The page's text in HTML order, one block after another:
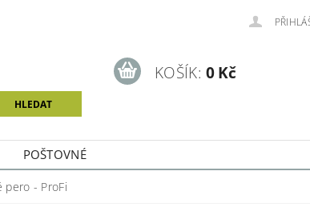
KOŠÍK: 0 Kč
POŠTOVNÉ
pero - ProFi